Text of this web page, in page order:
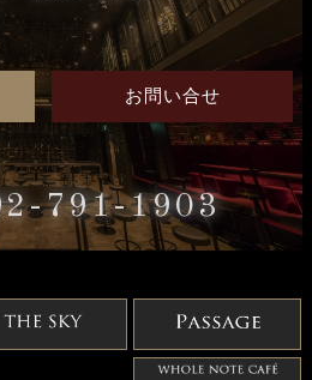
お問い合せ
791-1903